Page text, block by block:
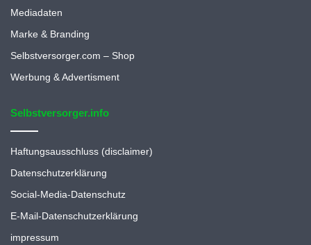
Mediadaten
Marke & Branding
Selbstversorger.com – Shop
Werbung & Advertisment
Selbstversorger.info
Haftungsausschluss (disclaimer)
Datenschutzerklärung
Social-Media-Datenschutz
E-Mail-Datenschutzerklärung
impressum